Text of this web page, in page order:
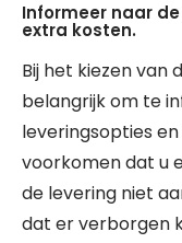
Informeer naar
extra kosten.
Bij het kiezen van
belangrijk om te
leveringsopties
voorkomen dat u
de levering niet
dat er verborgen